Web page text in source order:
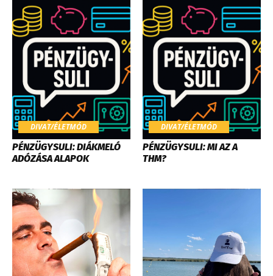
DIVAT/ÉLETMÓD
PÉNZÜGYSULI: DIÁKMELÓ
ADÓZÁSA ALAPOK
DIVAT/ÉLETMÓD
PÉNZÜGYSULI: MI AZ A
THM?